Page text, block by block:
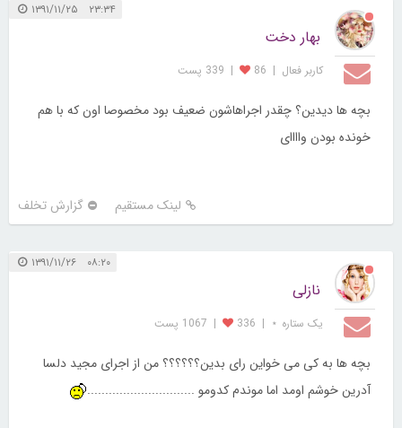
۲۳:۳۴ ۱۳۹۱/۱۱/۲۵
بهار دخت
کاربر فعال |
86
| 339 پست
بچه ها دیدین؟ چقدر اجراهاشون ضعیف بود مخصوصا اون که با هم
خونده بودن واااای
لینک مستقیم گزارش تخلف
۰۸:۲۰ ۱۳۹۱/۱۱/۲۶
نازلی
یک ستاره ⋆ |
336
| 1067 پست
بچه ها به کی می خواین رای بدین؟؟؟؟؟؟ من از اجرای مجید دلسا
آدرین خوشم اومد اما موندم کدومو ..............................